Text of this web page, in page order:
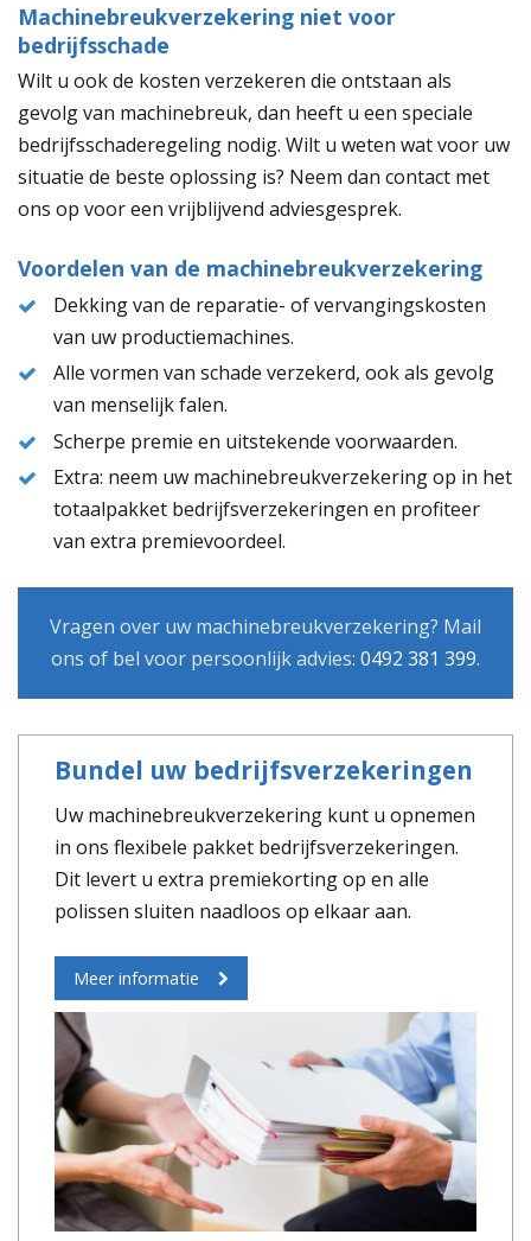
Machinebreukverzekering niet voor
bedrijfsschade
Wilt u ook de kosten verzekeren die ontstaan als
gevolg van machinebreuk, dan heeft u een speciale
bedrijfsschaderegeling nodig. Wilt u weten wat voor uw
situatie de beste oplossing is? Neem dan contact met
ons op voor een vrijblijvend adviesgesprek.
Voordelen van de machinebreukverzekering
Dekking van de reparatie- of vervangingskosten
van uw productiemachines.
Alle vormen van schade verzekerd, ook als gevolg
van menselijk falen.
Scherpe premie en uitstekende voorwaarden.
Extra: neem uw machinebreukverzekering op in het
totaalpakket bedrijfsverzekeringen en profiteer
van extra premievoordeel.
Vragen over uw machinebreukverzekering? Mail
ons of bel voor persoonlijk advies: 0492 381 399.
Bundel uw bedrijfsverzekeringen
Uw machinebreukverzekering kunt u opnemen
in ons flexibele pakket bedrijfsverzekeringen.
Dit levert u extra premiekorting op en alle
polissen sluiten naadloos op elkaar aan.
Meer informatie